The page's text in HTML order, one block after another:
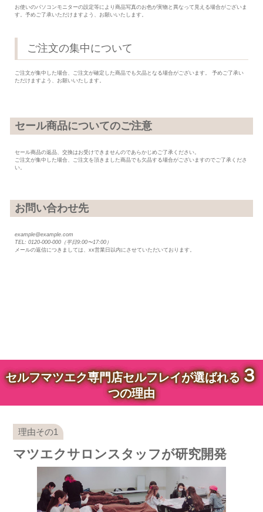
お使いのパソコンモニターの設定等により商品写真のお色が実物と異なって見える場合がございま
す。予めご了承いただけますよう、お願いいたします。
ご注文の集中について
ご注文が集中した場合、ご注文が確定した商品でも欠品となる場合がございます。 予めご了承い
ただけますよう、お願いいたします。
セール商品についてのご注意
セール商品の返品、交換はお受けできませんのであらかじめご了承ください。
ご注文が集中した場合、ご注文を頂きました商品でも欠品する場合がございますのでご了承くださ
い。
お問い合わせ先
example@example.com
0120-000-000（平日9:00〜17:00）
メールの返信につきましては、xx営業日以内にさせていただいております。
セルフマツエク専門店セルフレイが選ばれる３
つの理由
マツエクサロンスタッフが研究開発